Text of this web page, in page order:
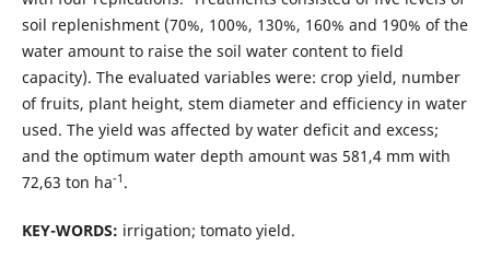
soil replenishment (70%, 100%, 130%, 160% and 190% of the
water amount to raise the soil water content to field
capacity). The evaluated variables were: crop yield, number
of fruits, plant height, stem diameter and efficiency in water
used. The yield was affected by water deficit and excess;
and the optimum water depth amount was 581,4 mm with
72,63 ton ha-1 .
KEY-WORDS: irrigation; tomato yield.